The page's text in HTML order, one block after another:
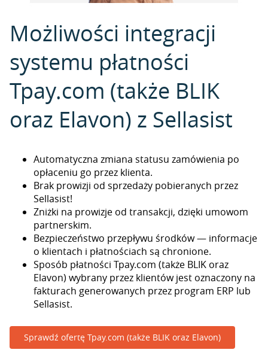
Możliwości integracji
systemu płatności
Tpay.com (także BLIK
oraz Elavon) z Sellasist
Automatyczna zmiana statusu zamówienia po
opłaceniu go przez klienta.
Brak prowizji od sprzedaży pobieranych przez
Sellasist!
Zniżki na prowizje od transakcji, dzięki umowom
partnerskim.
Bezpieczeństwo przepływu środków — informacje
o klientach i płatnościach są chronione.
Sposób płatności Tpay.com (także BLIK oraz
Elavon) wybrany przez klientów jest oznaczony na
fakturach generowanych przez program ERP lub
Sellasist.
Sprawdź ofertę Tpay.com (także BLIK oraz Elavon)